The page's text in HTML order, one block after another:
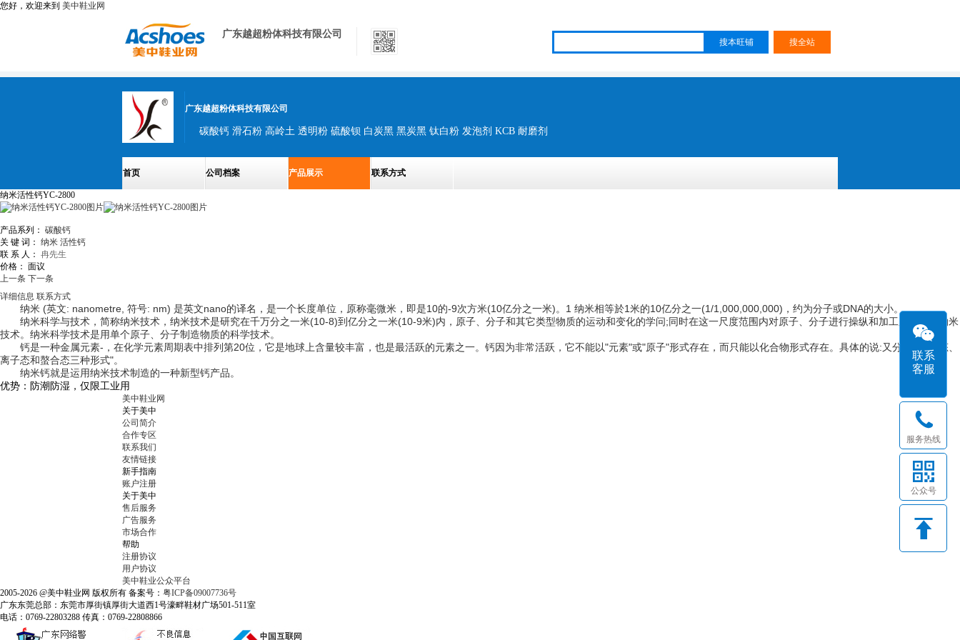
您好，欢迎来到 美中鞋业网
广东越超粉体科技有限公司
广东越超粉体科技有限公司
碳酸钙 滑石粉 高岭土 透明粉 硫酸钡 白炭黑 黑炭黑 钛白粉 发泡剂 KCB 耐磨剂
首页 公司档案 产品展示 联系方式
纳米活性钙YC-2800
产品系列： 碳酸钙
关 键 词： 纳米 活性钙
联 系 人： 冉先生
价格： 面议
上一条 下一条
详细信息 联系方式
纳米 (英文: nanometre, 符号: nm) 是英文nano的译名，是一个长度单位，原称毫微米，即是10的-9次方米(10亿分之一米)。1 纳米相等於1米的10亿分之一(1/1,000,000,000)，约为分子或DNA的大小。
纳米科学与技术，简称纳米技术，纳米技术是研究在千万分之一米(10-8)到亿分之一米(10-9米)内，原子、分子和其它类型物质的运动和变化的学问;同时在这一尺度范围内对原子、分子进行操纵和加工又被称为纳米
技术。纳米科学技术是用单个原子、分子制造物质的科学技术。
钙是一种金属元素-，在化学元素周期表中排列第20位，它是地球上含量较丰富，也是最活跃的元素之一。钙因为非常活跃，它不能以"元素"或"原子"形式存在，而只能以化合物形式存在。具体的说:又分为|"分子态、
离子态和螯合态三种形式"。
纳米钙就是运用纳米技术制造的一种新型钙产品。
优势：防潮防湿，仅限工业用
美中鞋业网
关于美中
公司简介
合作专区
联系我们
友情链接
新手指南
账户注册
关于美中
售后服务
广告服务
市场合作
帮助
注册协议
用户协议
美中鞋业公众平台
2005-2026 @美中鞋业网 版权所有 备案号： 粤ICP备09007736号
广东东莞总部：东莞市厚街镇厚街大道西1号濠畔鞋材广场501-511室
电话：0769-22803288 传真：0769-22808866
联系
客服
服务热线
公众号